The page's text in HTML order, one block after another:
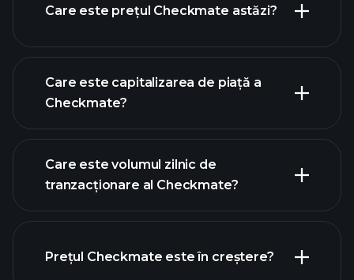
Care este prețul Checkmate astăzi?
graficul avansat
Care este capitalizarea de piață a
Checkmate?
Care este volumul zilnic de
tranzacționare al Checkmate?
Prețul Checkmate este în creștere?